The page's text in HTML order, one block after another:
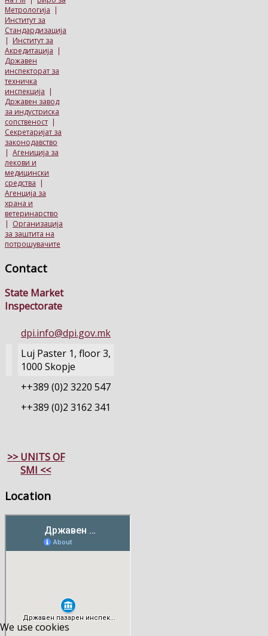
Метрологија |
Институт за
Стандардизација
| Институт за
Акредитација |
Државен
инспекторат за
техничка
инспекција |
Државен завод
за индустриска
сопственост |
Секретаријат за
законодавство
| Агениција за
лекови и
медицински
средства |
Агенција за
храна и
ветеринарство
| Организација
за заштита на
потрошувачите
Contact
State Market
Inspectorate
dpi.info@dpi.gov.mk
Luj Paster 1, floor 3,
1000 Skopje
++389 (0)2 3220 547
++389 (0)2 3162 341
>> UNITS OF
SMI <<
Location
We use cookies